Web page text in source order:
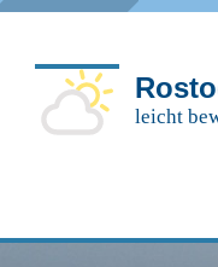
leicht